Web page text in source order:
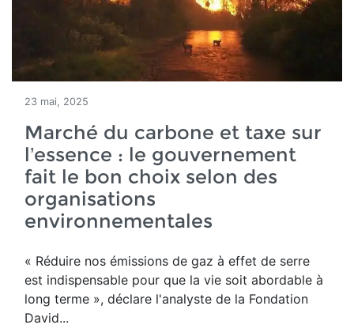
23 mai, 2025
Marché du carbone et taxe sur
l’essence : le gouvernement
fait le bon choix selon des
organisations
environnementales
« Réduire nos émissions de gaz à effet de serre
est indispensable pour que la vie soit abordable à
long terme », déclare l'analyste de la Fondation
David...